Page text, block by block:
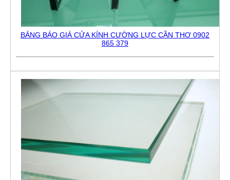
BẢNG BÁO GIÁ CỬA KÍNH CƯỜNG LỰC CẦN THƠ 0902
865 379